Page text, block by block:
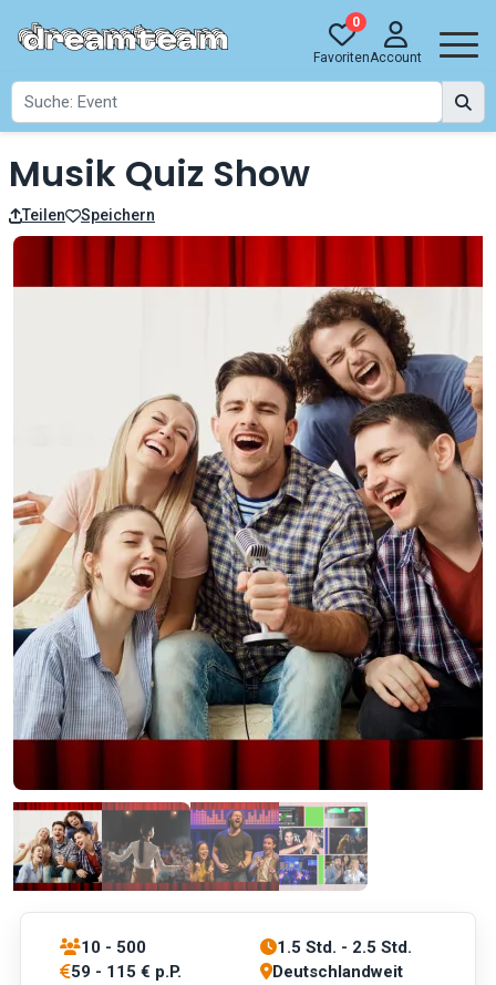
0
FavoritenAccount
Musik Quiz Show
Teilen Speichern
10 - 500
1.5 Std. - 2.5 Std.
59 - 115 € p.P.
Deutschlandweit